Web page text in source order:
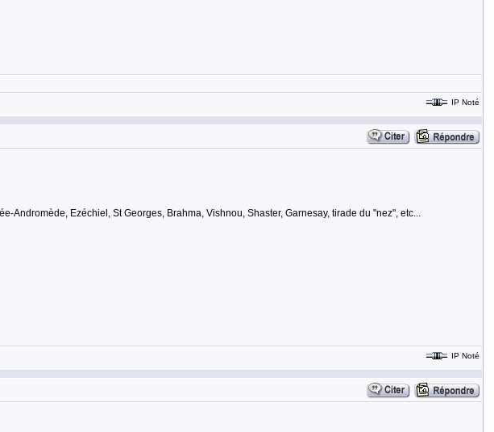
IP Noté
Ezéchiel, St Georges, Brahma, Vishnou, Shaster, Garnesay, tirade du "nez", etc...
IP Noté